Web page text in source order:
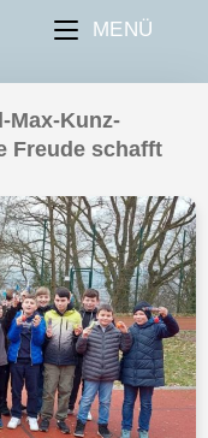
MENÜ
Max-Kunz-
Freude schafft